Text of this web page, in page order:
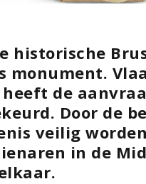
historische
monument.
heeft de
Door de
veilig
in de